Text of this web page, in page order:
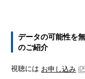
データの可能性を
のご紹介
視聴には お申し込み